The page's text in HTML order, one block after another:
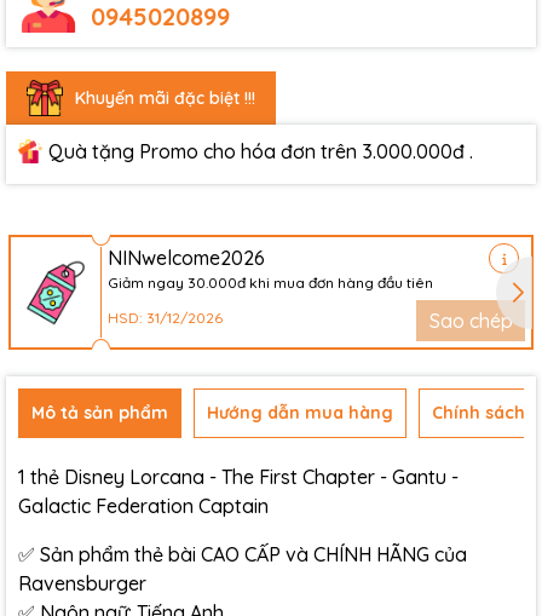
0945020899
Khuyến mãi đặc biệt !!!
Quà tặng Promo cho hóa đơn trên 3.000.000đ .
NINwelcome2026
Giảm ngay 30.000đ khi mua đơn hàng đầu tiên
HSD: 31/12/2026
Sao chép
Mô tả sản phẩm Hướng dẫn mua hàng Chính sách
1 thẻ Disney Lorcana - The First Chapter - Gantu -
Galactic Federation Captain
✅ Sản phẩm thẻ bài CAO CẤP và CHÍNH HÃNG của
Ravensburger